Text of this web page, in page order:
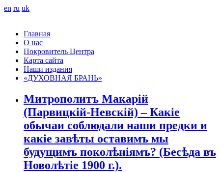
en ru uk
Главная
О нас
Покровитель Центра
Карта сайта
Наши издания
«ДУХОВНАЯ БРАНЬ»
Митрополитъ Макарій
(Парвицкій-Невскій) – Какіе
обычаи соблюдали наши предки и
какіе завѣты оставимъ мы
будущимъ поколѣніямъ? (Бесѣда въ
Новолѣтіе 1900 г.).